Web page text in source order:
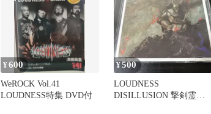
¥600
WeROCK Vol.41
LOUDNESS特集 DVD付
¥500
LOUDNESS
DISILLUSION 撃剣霊化